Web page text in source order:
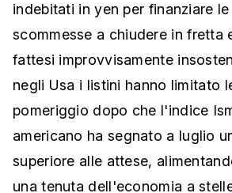
indebitati in yen per finanziare
scommesse a chiudere in fretta
fattesi improvvisamente
negli Usa i listini hanno limitato
pomeriggio dopo che l'indice
americano ha segnato a luglio
superiore alle attese,
una tenuta dell'economia a